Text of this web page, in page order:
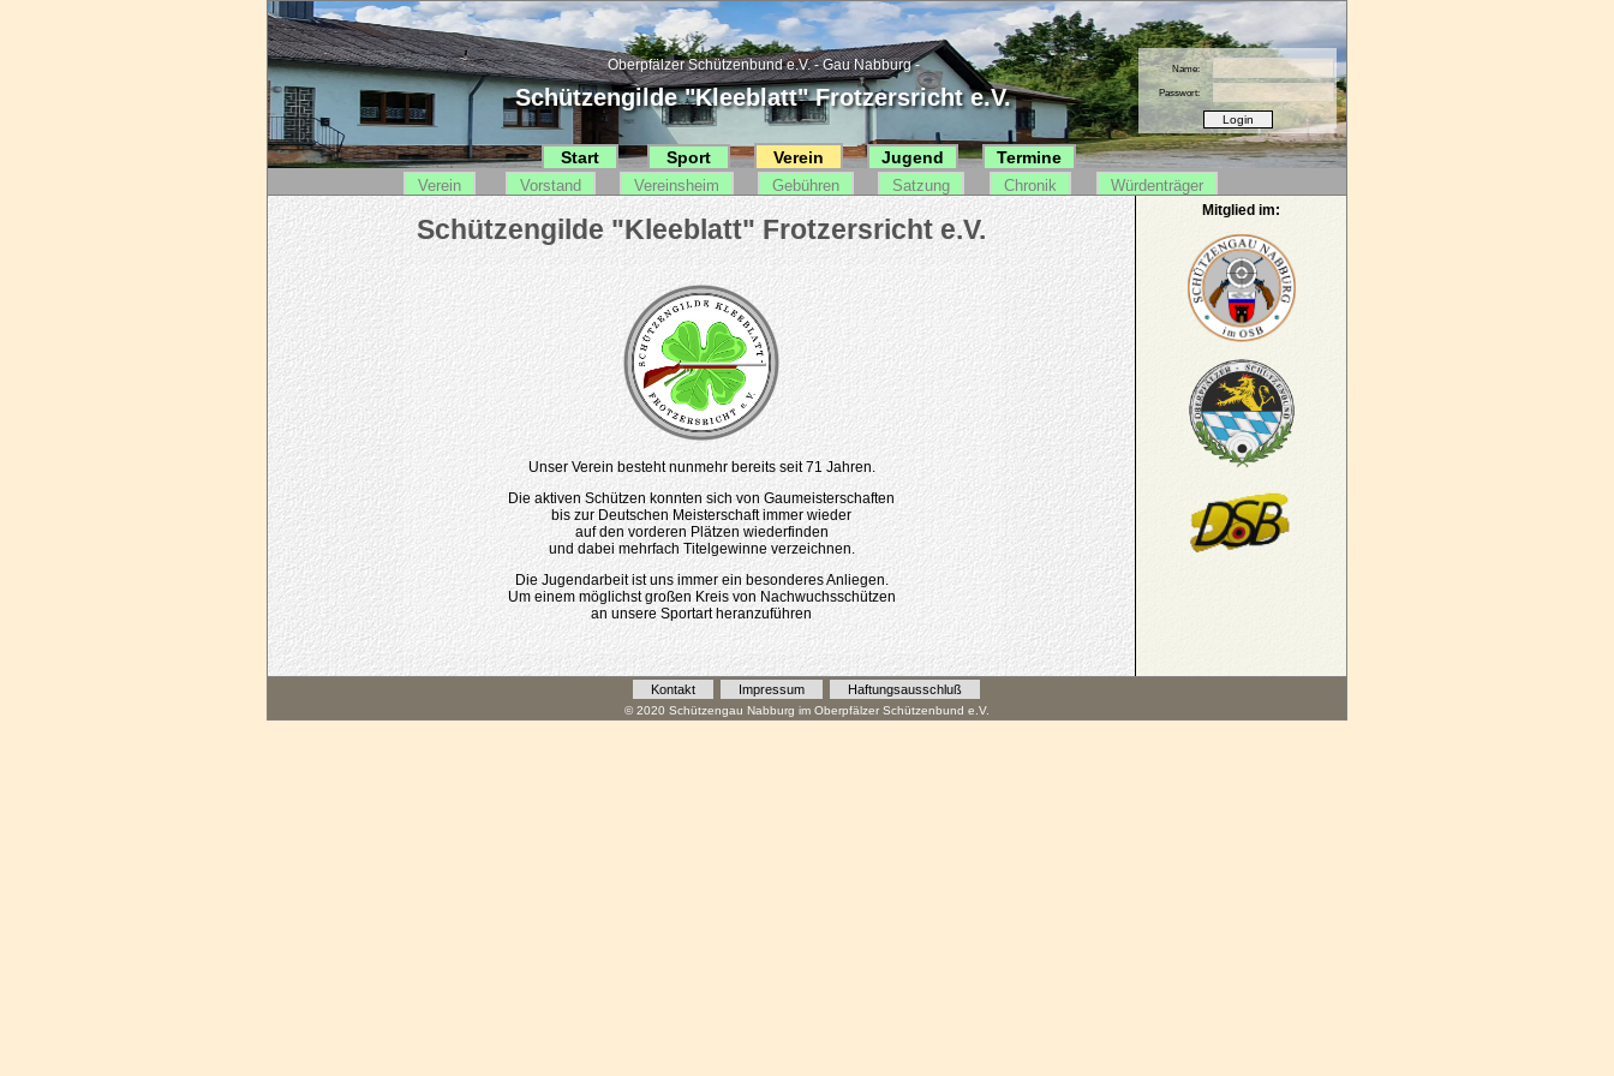
Oberpfälzer Schützenbund e.V. - Gau Nabburg -
Schützengilde "Kleeblatt" Frotzersricht e.V.
Name:
Passwort:
Start Sport Verein Jugend Termine
Verein Vorstand Vereinsheim Gebühren Satzung Chronik Würdenträger
Unser Verein besteht nunmehr bereits seit 71 Jahren.
Die aktiven Schützen konnten sich von Gaumeisterschaften
bis zur Deutschen Meisterschaft immer wieder
auf den vorderen Plätzen wiederfinden
und dabei mehrfach Titelgewinne verzeichnen.
Die Jugendarbeit ist uns immer ein besonderes Anliegen.
Um einem möglichst großen Kreis von Nachwuchsschützen
an unsere Sportart heranzuführen
Mitglied im:
Kontakt Impressum Haftungsausschluß
© 2020 Schützengau Nabburg im Oberpfälzer Schützenbund e.V.